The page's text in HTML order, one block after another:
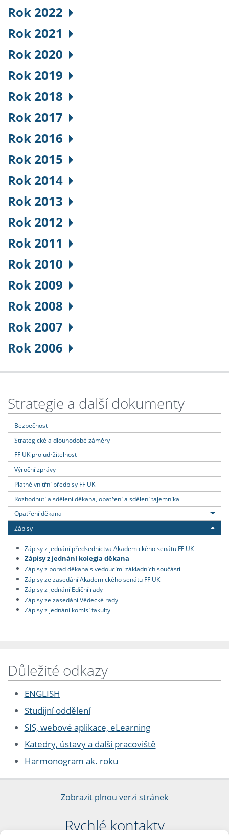
Rok 2022
Rok 2021
Rok 2020
Rok 2019
Rok 2018
Rok 2017
Rok 2016
Rok 2015
Rok 2014
Rok 2013
Rok 2012
Rok 2011
Rok 2010
Rok 2009
Rok 2008
Rok 2007
Rok 2006
Strategie a další dokumenty
Bezpečnost
Strategické a dlouhodobé záměry
FF UK pro udržitelnost
Výroční zprávy
Platné vnitřní předpisy FF UK
Rozhodnutí a sdělení děkana, opatření a sdělení tajemníka
Opatření děkana
Zápisy
Zápisy z jednání předsednictva Akademického senátu FF UK
Zápisy z jednání kolegia děkana
Zápisy z porad děkana s vedoucími základních součástí
Zápisy ze zasedání Akademického senátu FF UK
Zápisy z jednání Ediční rady
Zápisy ze zasedání Vědecké rady
Zápisy z jednání komisí fakulty
Důležité odkazy
ENGLISH
Studijní oddělení
SIS, webové aplikace, eLearning
Katedry, ústavy a další pracoviště
Harmonogram ak. roku
Zobrazit plnou verzi stránek
Rychlé kontakty